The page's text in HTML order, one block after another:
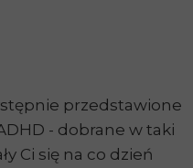
przedstawione
- dobrane w taki
Ci się na co dzień